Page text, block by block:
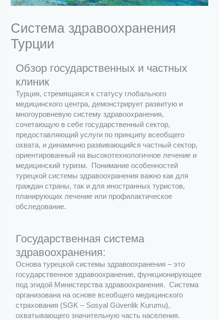
Система здравоохранения
Турции
Обзор государственных и частных
клиник
Турция, стремящаяся к статусу глобального
медицинского центра, демонстрирует развитую и
многоуровневую систему здравоохранения,
сочетающую в себе государственный сектор,
предоставляющий услуги по принципу всеобщего
охвата, и динамично развивающийся частный сектор,
ориентированный на высокотехнологичное лечение и
медицинский туризм. Понимание особенностей
турецкой системы здравоохранения важно как для
граждан страны, так и для иностранных туристов,
планирующих лечение или профилактическое
обследование.
Государственная система
здравоохранения:
Основа турецкой системы здравоохранения – это
государственное здравоохранение, функционирующее
под эгидой Министерства здравоохранения. Система
организована на основе всеобщего медицинского
страхования (SGK – Sosyal Güvenlik Kurumu),
охватывающего значительную часть населения.